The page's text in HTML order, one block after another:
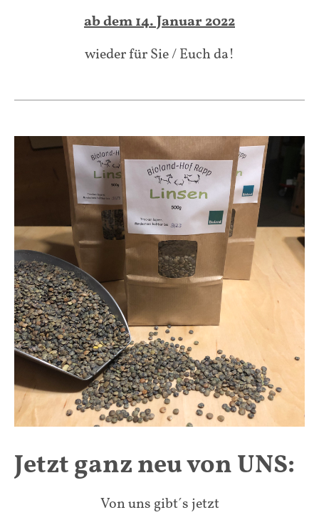
ab dem 14. Januar 2022
wieder für Sie / Euch da!
Jetzt ganz neu von UNS:
Von uns gibt´s jetzt